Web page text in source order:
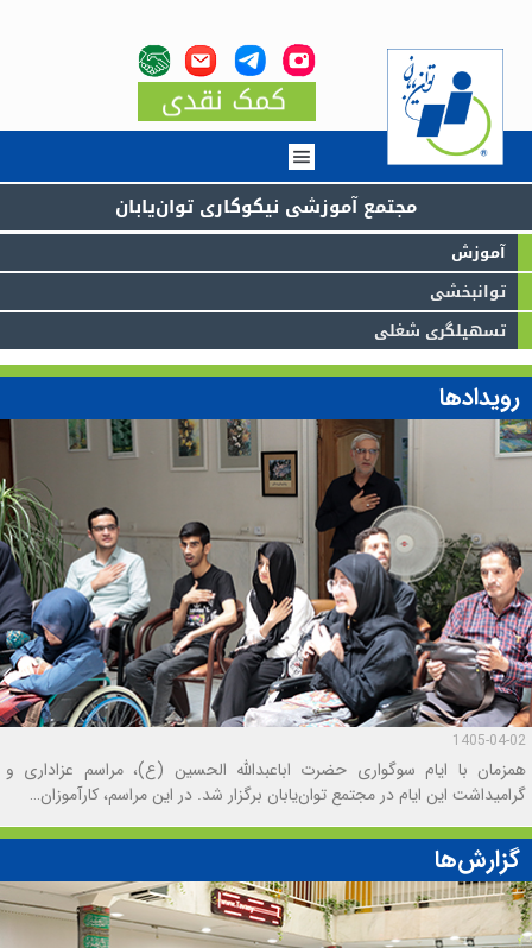
مجتمع آموزشى نيكوكارى توان‌يابان
آموزش
توانبخشى
تسهيلگرى شغلى
رويداد‌ها
1405-04-02
همزمان با ایام سوگواری حضرت اباعبدالله الحسین (ع)، مراسم عزاداری و
گرامیداشت این ایام در مجتمع توان‌یابان برگزار شد. در این مراسم، کارآموزان…
گزارش‌ها